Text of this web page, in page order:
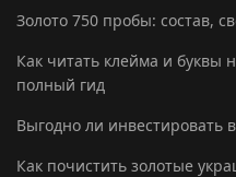
Золото 750 пробы: состав,
Как читать клейма и буквы
полный гид
Выгодно ли инвестировать
Как почистить золотые